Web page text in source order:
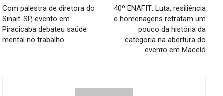
Com palestra de diretora do
Sinait-SP, evento em
Piracicaba debateu saúde
mental no trabalho
40º ENAFIT: Luta, resiliência
e homenagens retratam um
pouco da história da
categoria na abertura do
evento em Maceió